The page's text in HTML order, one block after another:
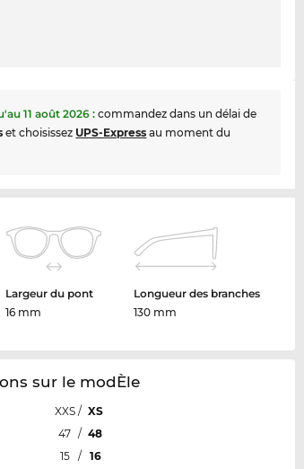
11 août 2026 : commandez dans un délai de
et choisissez UPS-Express au moment du
Largeur du pont
16 mm
Longueur des branches
130 mm
sur le modÈle
XXS / XS
47 / 48
15 / 16